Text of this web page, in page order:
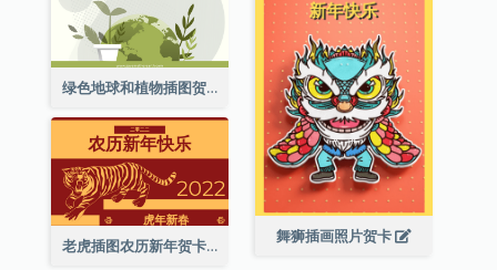
绿色地球和植物插图贺卡
舞狮插画照片贺卡
老虎插图农历新年贺卡